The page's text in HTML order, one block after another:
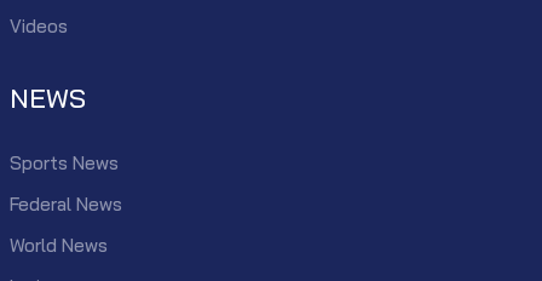
Videos
NEWS
Sports News
Federal News
World News